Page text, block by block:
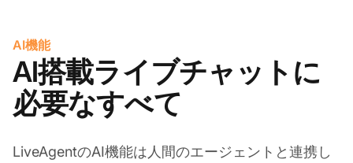
AI機能
AI搭載ライブチャットに
必要なすべて
LiveAgentのAI機能は人間のエージェントと連携し